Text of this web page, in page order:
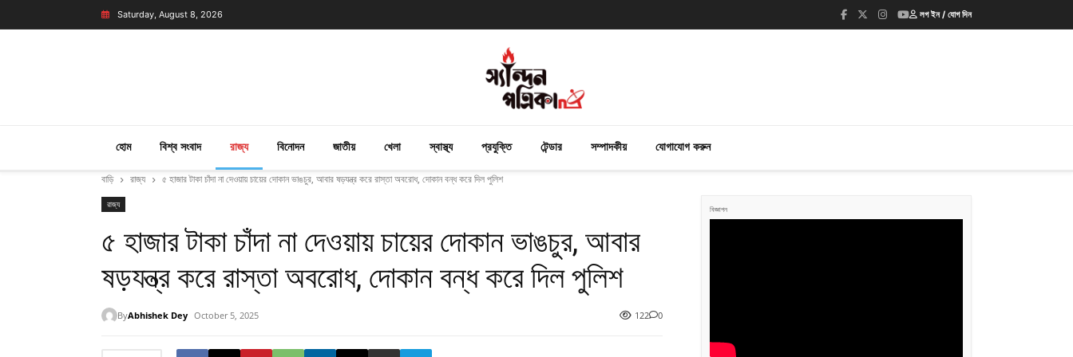
Saturday, August 8, 2026 লগ ইন / যোগ দিন
হোম বিশ্ব সংবাদ রাজ্য বিনোদন জাতীয় খেলা স্বাস্থ্য প্রযুক্তি টেন্ডার সম্পাদকীয় যোগাযোগ করুন
বাড়ি রাজ্য ৫ হাজার টাকা চাঁদা না দেওয়ায় চায়ের দোকান ভাঙচুর, আবার ষড়যন্ত্র করে রাস্তা অবরোধ, দোকান বন্ধ করে দিল পুলিশ
রাজ্য
৫ হাজার টাকা চাঁদা না দেওয়ায় চায়ের দোকান ভাঙচুর, আবার
ষড়যন্ত্র করে রাস্তা অবরোধ, দোকান বন্ধ করে দিল পুলিশ
ByAbhishek Dey October 5, 2025 122 0
বিজ্ঞাপন